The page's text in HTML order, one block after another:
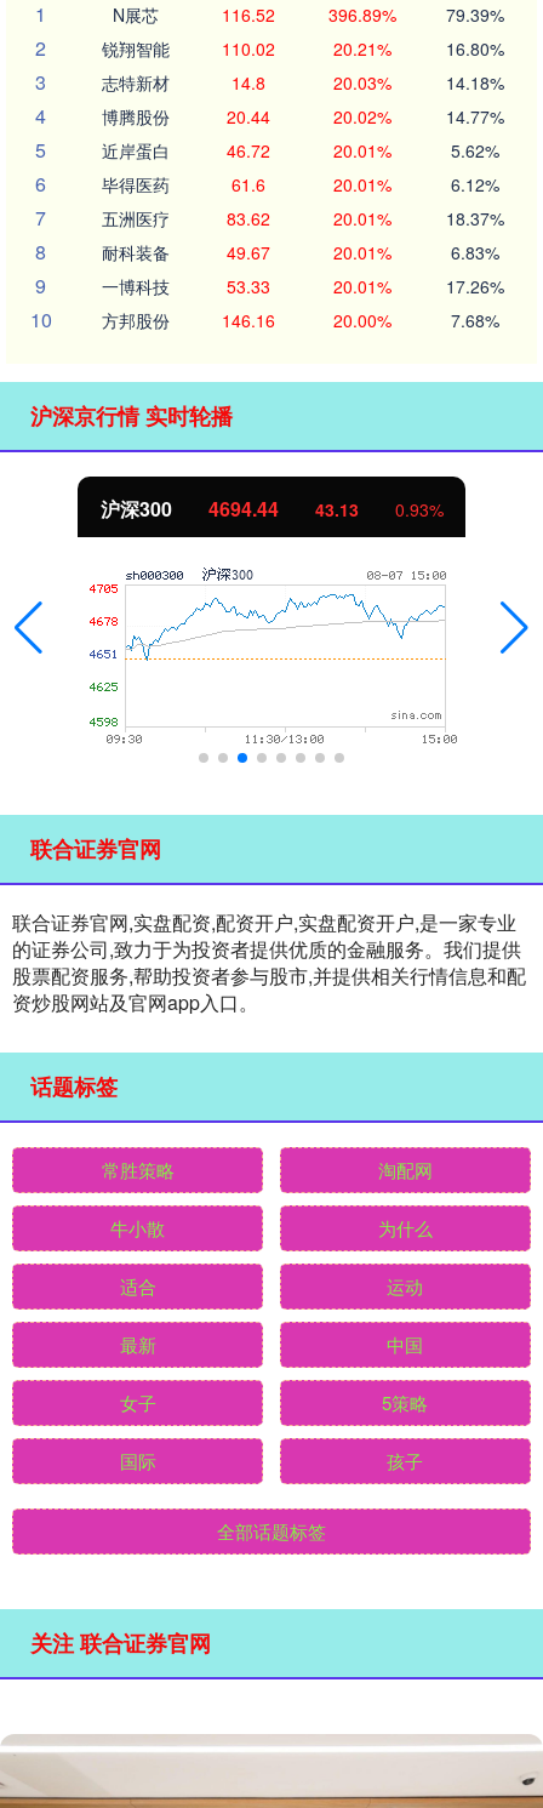
1
N展芯 116.52 396.89% 79.39%
2 锐翔智能 110.02 20.21% 16.80%
3 志特新材 14.8 20.03% 14.18%
4 博腾股份 20.44 20.02% 14.77%
5 近岸蛋白 46.72 20.01% 5.62%
6 毕得医药 61.6 20.01% 6.12%
7 五洲医疗 83.62 20.01% 18.37%
8 耐科装备 49.67 20.01% 6.83%
9 一博科技 53.33 20.01% 17.26%
10 方邦股份 146.16 20.00% 7.68%
沪深京行情 实时轮播
沪深300 4694.44 43.13 0.93%
联合证券官网
联合证券官网,实盘配资,配资开户,实盘配资开户,是一家专业
的证券公司,致力于为投资者提供优质的金融服务。我们提供
股票配资服务,帮助投资者参与股市,并提供相关行情信息和配
资炒股网站及官网app入口。
话题标签
常胜策略 淘配网
牛小散 为什么
适合 运动
最新 中国
女子 5策略
国际 孩子
全部话题标签
关注 联合证券官网